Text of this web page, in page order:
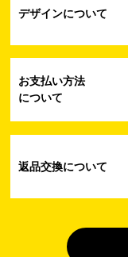
（開示対象個人情
（開示対象個人情
デザインについて
お支払い方法
について
返品交換について